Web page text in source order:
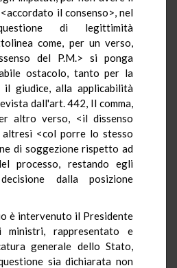
il consenso>, nel
di legittimità
come, per un verso,
del P.M.> si ponga
ostacolo, tanto per la
giudice, alla applicabilità
dall'art. 442, II comma,
altro verso, <il dissenso
altresì <col porre lo stesso
di soggezione rispetto ad
processo, restando egli
dalla posizione
è intervenuto il Presidente
ministri, rappresentato e
generale dello Stato,
sia dichiarata non